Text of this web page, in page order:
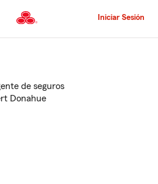
al
principal
Iniciar Sesión